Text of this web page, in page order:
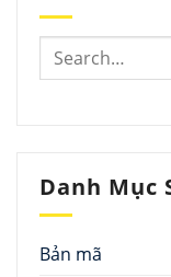
Danh Mục
Bản mã